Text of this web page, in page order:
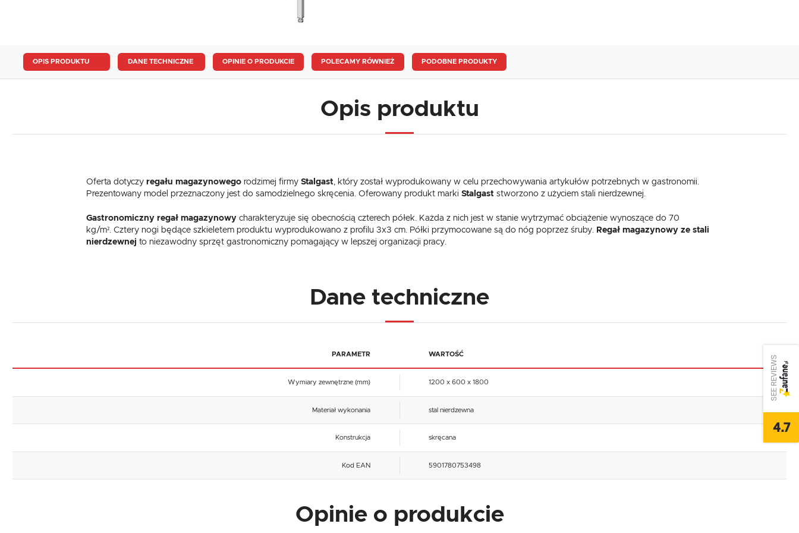
OPIS PRODUKTU DANE TECHNICZNE OPINIE O PRODUKCIE POLECAMY RÓWNIEŻ PODOBNE PRODUKTY
Opis produktu
Oferta dotyczyregału magazynowegorodzimej firmy Stalgast, który został wyprodukowany w celu przechowywania artykułów potrzebnych w gastronomii.
Prezentowany model przeznaczony jest do samodzielnego skręcenia. Oferowany produkt marki Stalgaststworzono z użyciem stali nierdzewnej.
Gastronomiczny regał magazynowycharakteryzuje się obecnością czterech półek. Każda z nich jest w stanie wytrzymać obciążenie wynoszące do 70
kg/m². Cztery nogi będące szkieletem produktu wyprodukowano z profilu 3x3 cm. Półki przymocowane są do nóg poprzez śruby.
Regał magazynowy ze stali
nierdzewnej to niezawodny sprzęt gastronomiczny pomagający w lepszej organizacji pracy.
Dane techniczne
PARAMETR WARTOŚĆ
Wymiary zewnętrzne (mm) 1200 x 600 x 1800
Materiał wykonania stal nierdzewna
Konstrukcja skręcana
Kod EAN 5901780753498
Opinie o produkcie
SEE REVIEWS
4.7